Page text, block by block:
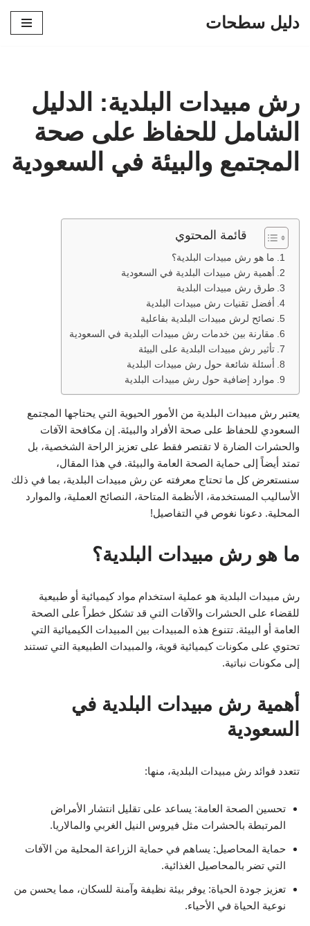
دليل سطحات
رش مبيدات البلدية: الدليل
الشامل للحفاظ على صحة
المجتمع والبيئة في السعودية
قائمة المحتوي
ما هو رش مبيدات البلدية؟
أهمية رش مبيدات البلدية في السعودية
طرق رش مبيدات البلدية
أفضل تقنيات رش مبيدات البلدية
نصائح لرش مبيدات البلدية بفاعلية
مقارنة بين خدمات رش مبيدات البلدية في السعودية
تأثير رش مبيدات البلدية على البيئة
أسئلة شائعة حول رش مبيدات البلدية
موارد إضافية حول رش مبيدات البلدية
يعتبر رش مبيدات البلدية من الأمور الحيوية التي يحتاجها المجتمع
السعودي للحفاظ على صحة الأفراد والبيئة. إن مكافحة الآفات
والحشرات الضارة لا تقتصر فقط على تعزيز الراحة الشخصية، بل
تمتد أيضاً إلى حماية الصحة العامة والبيئة. في هذا المقال،
سنستعرض كل ما تحتاج معرفته عن رش مبيدات البلدية، بما في ذلك
الأساليب المستخدمة، الأنظمة المتاحة، النصائح العملية، والموارد
المحلية. دعونا نغوص في التفاصيل!
ما هو رش مبيدات البلدية؟
رش مبيدات البلدية هو عملية استخدام مواد كيميائية أو طبيعية
للقضاء على الحشرات والآفات التي قد تشكل خطراً على الصحة
العامة أو البيئة. تتنوع هذه المبيدات بين المبيدات الكيميائية التي
تحتوي على مكونات كيميائية قوية، والمبيدات الطبيعية التي تستند
إلى مكونات نباتية.
أهمية رش مبيدات البلدية في
السعودية
تتعدد فوائد رش مبيدات البلدية، منها:
تحسين الصحة العامة: يساعد على تقليل انتشار الأمراض
المرتبطة بالحشرات مثل فيروس النيل الغربي والمالاريا.
حماية المحاصيل: يساهم في حماية الزراعة المحلية من الآفات
التي تضر بالمحاصيل الغذائية.
تعزيز جودة الحياة: يوفر بيئة نظيفة وآمنة للسكان، مما يحسن من
نوعية الحياة في الأحياء.